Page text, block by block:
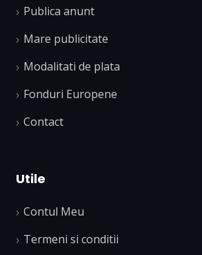
Publica anunt
Mare publicitate
Modalitati de plata
Fonduri Europene
Contact
Utile
Contul Meu
Termeni si conditii